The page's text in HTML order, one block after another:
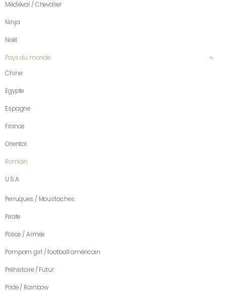
Médiéval / Chevalier
Ninja
Noël
Pays du monde
Chine
Egypte
Espagne
France
Oriental
Romain
U.S.A
Perruques / Moustaches
Pirate
Police / Armée
Pompom girl / football américain
Préhistoire / Futur
Pride / Rainbow